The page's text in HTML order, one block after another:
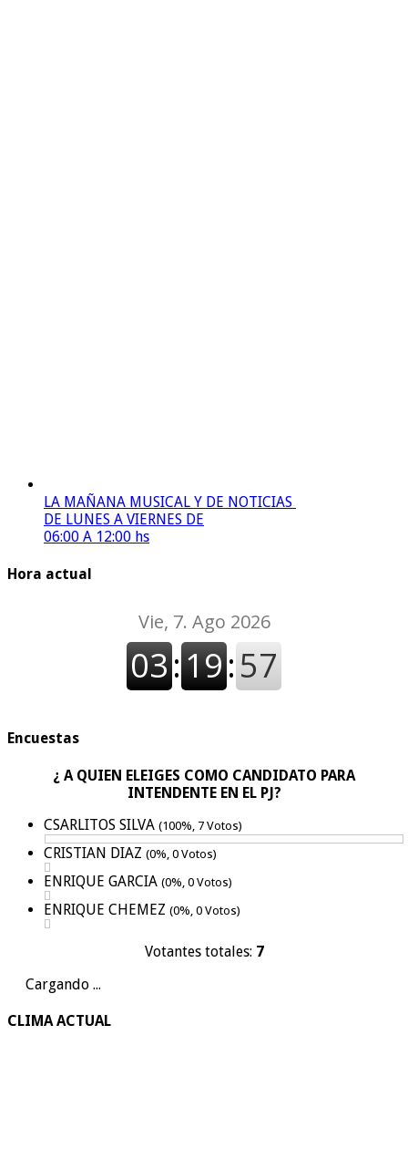
LA MAÑANA MUSICAL Y DE NOTICIAS
DE LUNES A VIERNES DE
06:00 A 12:00 hs
Hora actual
Encuestas
¿ A QUIEN ELEIGES COMO CANDIDATO PARA
INTENDENTE EN EL PJ?
CSARLITOS SILVA (100%, 7 Votos)
CRISTIAN DIAZ (0%, 0 Votos)
ENRIQUE GARCIA (0%, 0 Votos)
ENRIQUE CHEMEZ (0%, 0 Votos)
Votantes totales: 7
Cargando ...
CLIMA ACTUAL